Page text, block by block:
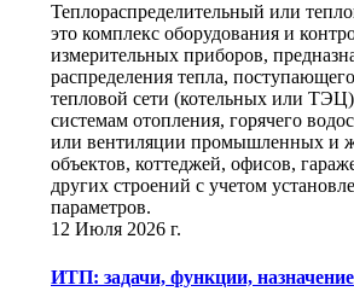
Теплораспределительный или
это комплекс оборудования и
измерительных приборов,
распределения тепла,
тепловой сети (котельных или
системам отопления, горячего
или вентиляции промышленных и
объектов, коттеджей, офисов,
других строений с учетом
параметров.
12 Июля 2026 г.
ИТП: задачи, функции, назначение